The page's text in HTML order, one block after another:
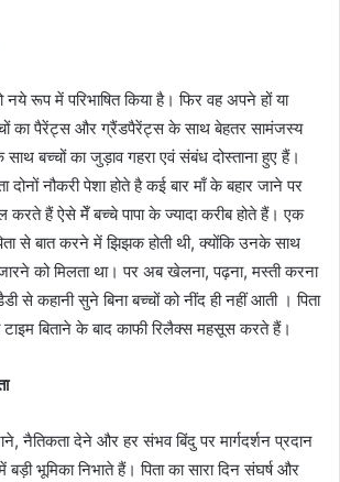
नये रूप में परिभाषित किया है। फिर वह अपने हों या
का पैरेंट्स और ग्रैंडपैरेंट्स के साथ बेहतर सामंजस्य
बच्चों का जुड़ाव गहरा एवं संबंध दोस्ताना हुए हैं।
दोनों नौकरी पेशा होते है कई बार माँ के बहार जाने पर
करते हैं ऐसे मेँ बच्चे पापा के ज्यादा करीब होते हैं। एक
से बात करने में झिझक होती थी, क्योंकि उनके साथ
को मिलता था। पर अब खेलना, पढ़ना, मस्ती करना
से कहानी सुने बिना बच्चों को नींद ही नहीं आती । पिता
टाइम बिताने के बाद काफी रिलैक्स महसूस करते हैं।
नैतिकता देने और हर संभव बिंदु पर मार्गदर्शन प्रदान
भूमिका निभाते हैं। पिता का सारा दिन संघर्ष और